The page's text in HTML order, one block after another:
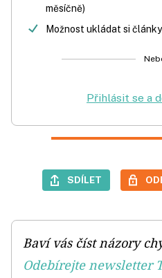
měsíčně)
Možnost ukládat si
Přihlásit se a
SDÍLET
Baví vás číst názory
Odebírejte newsletter